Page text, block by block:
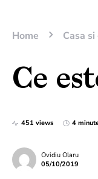
Home Casa
Ce
451 views 4
Ovidiu Olaru
05/10/2019